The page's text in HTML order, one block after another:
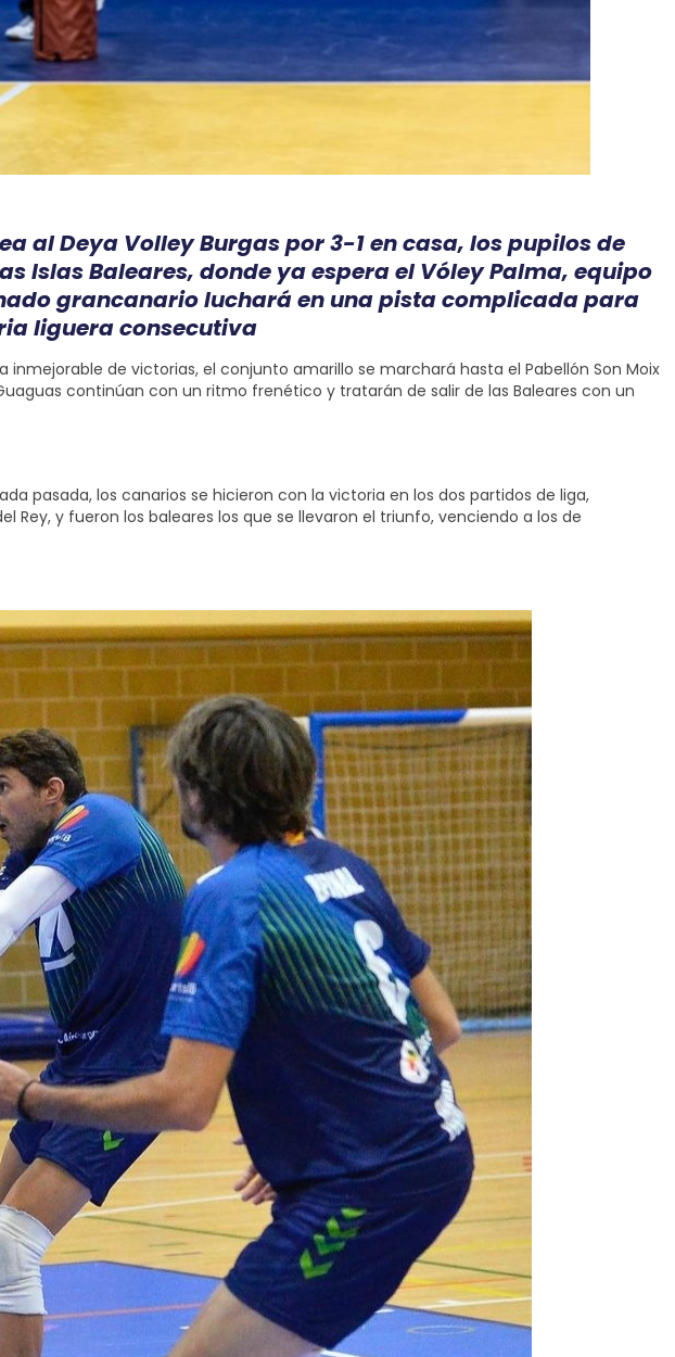
al Deya Volley Burgas por 3-1 en casa, los pupilos de
Islas Baleares, donde ya espera el Vóley Palma, equipo
grancanario luchará en una pista complicada para
liguera consecutiva
de victorias, el conjunto amarillo se marchará hasta el Pabellón Son Moix
continúan con un ritmo frenético y tratarán de salir de las Baleares con un
pasada, los canarios se hicieron con la victoria en los dos partidos de liga,
y fueron los baleares los que se llevaron el triunfo, venciendo a los de